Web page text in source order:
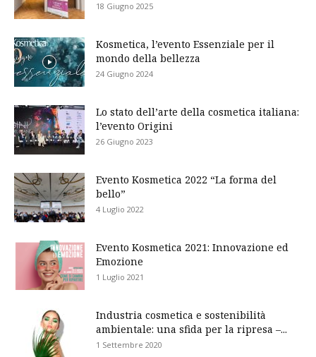
18 Giugno 2025
Kosmetica, l’evento Essenziale per il
mondo della bellezza
24 Giugno 2024
Lo stato dell’arte della cosmetica italiana:
l’evento Origini
26 Giugno 2023
Evento Kosmetica 2022 “La forma del
bello”
4 Luglio 2022
Evento Kosmetica 2021: Innovazione ed
Emozione
1 Luglio 2021
Industria cosmetica e sostenibilità
ambientale: una sfida per la ripresa –...
1 Settembre 2020